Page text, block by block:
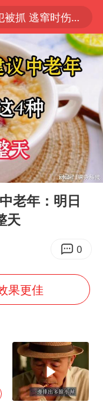
河南刑案嫌犯被抓 逃窜时伤害多人
暑期消费新蓝海
马克·艾伦退出斯诺克中国公开赛
上四休三，但降薪1000元，你接受吗？
秋莹孙亚鹏亮相
出坠崖1死1伤
赛宋蓬逝世
了吗
飞天茅台提价
馆》口碑
过夜被收150元
停课
商场现钱学森巨幅海报 负责人回应
06:35
老年：明日
天
0
果更佳